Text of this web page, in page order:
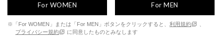
For WOMEN For MEN
※「For WOMEN」または「For MEN」ボタンをクリックすると、 利用規約
プライバシー規約
に同意したものとみなします